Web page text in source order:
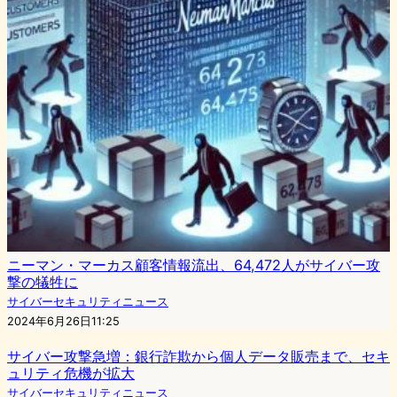
ニーマン・マーカス顧客情報流出、64,472人がサイバー攻
撃の犠牲に
サイバーセキュリティニュース
2024年6月26日11:25
サイバー攻撃急増：銀行詐欺から個人データ販売まで、セキ
ュリティ危機が拡大
サイバーセキュリティニュース